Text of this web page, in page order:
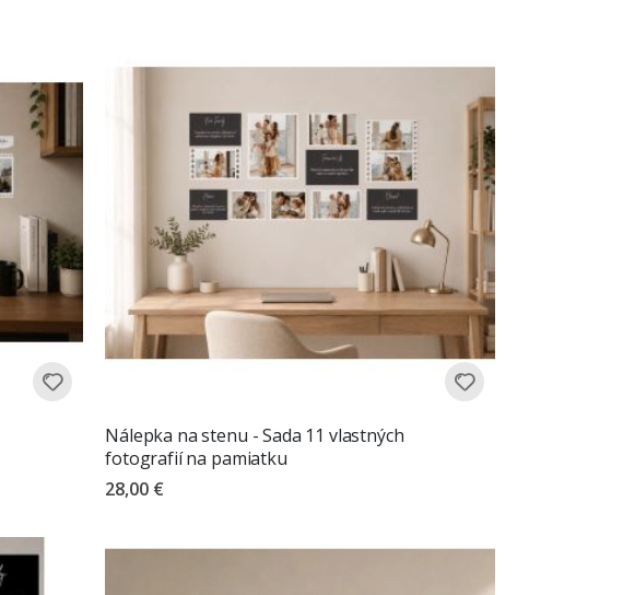
Nálepka na stenu - Sada 11 vlastných
fotografií na pamiatku
28,00 €